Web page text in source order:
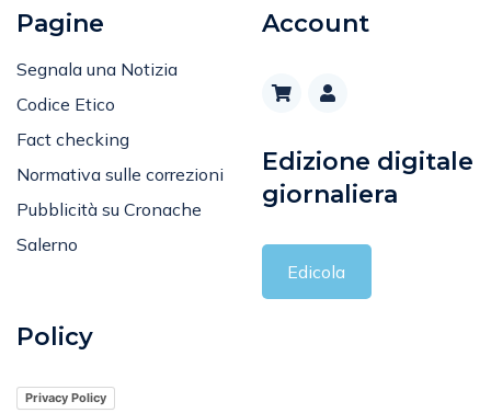
Pagine
Segnala una Notizia
Codice Etico
Fact checking
Normativa sulle correzioni
Pubblicità su Cronache
Salerno
Account
Edizione digitale
giornaliera
Edicola
Policy
Privacy Policy